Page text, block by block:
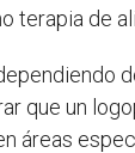
terapia de
que un
áreas